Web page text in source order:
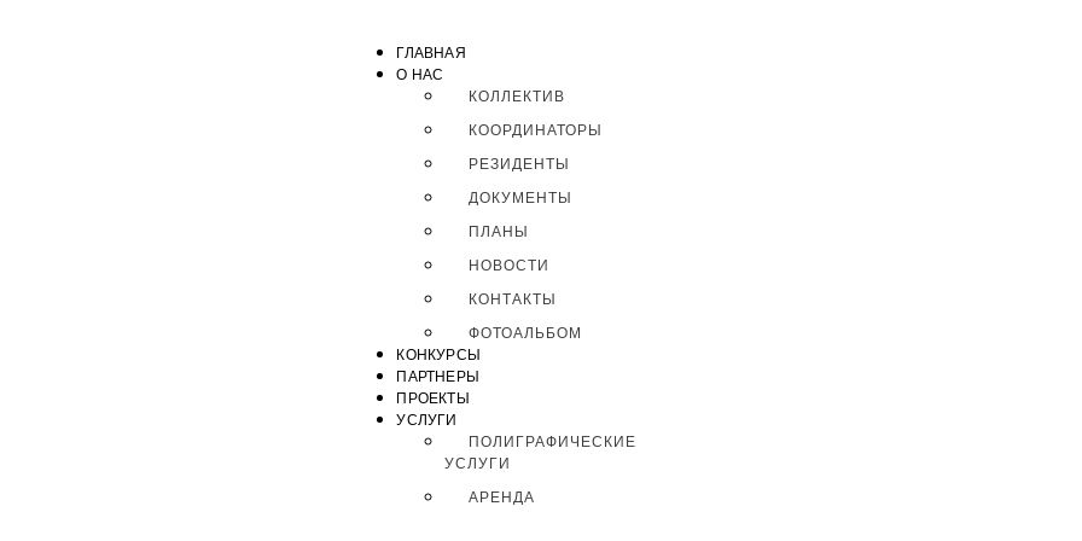
ГЛАВНАЯ
О НАС
КОЛЛЕКТИВ
КООРДИНАТОРЫ
РЕЗИДЕНТЫ
ДОКУМЕНТЫ
ПЛАНЫ
НОВОСТИ
КОНТАКТЫ
ФОТОАЛЬБОМ
КОНКУРСЫ
ПАРТНЕРЫ
ПРОЕКТЫ
УСЛУГИ
ПОЛИГРАФИЧЕСКИЕ
УСЛУГИ
АРЕНДА